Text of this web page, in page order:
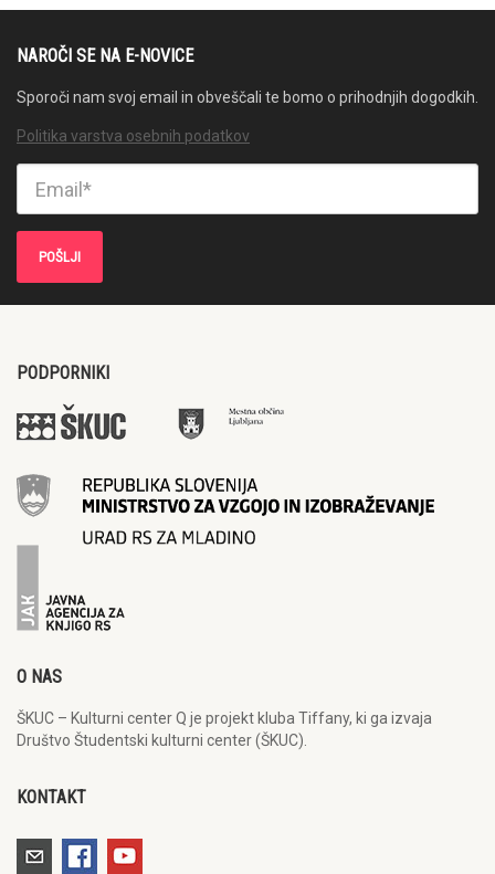
NAROČI SE NA E-NOVICE
Sporoči nam svoj email in obveščali te bomo o prihodnjih dogodkih.
Politika varstva osebnih podatkov
PODPORNIKI
O NAS
ŠKUC – Kulturni center Q je projekt kluba Tiffany, ki ga izvaja
Društvo Študentski kulturni center (ŠKUC).
KONTAKT